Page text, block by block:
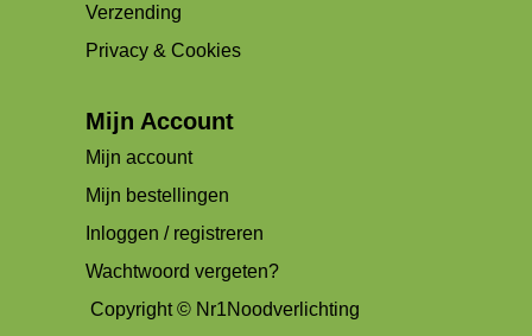
Verzending
Privacy & Cookies
Mijn Account
Mijn account
Mijn bestellingen
Inloggen / registreren
Wachtwoord vergeten?
Copyright © Nr1Noodverlichting